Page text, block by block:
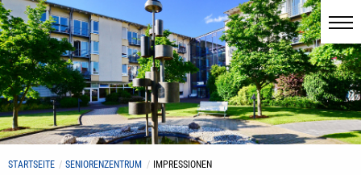
STARTSEITE SENIORENZENTRUM IMPRESSIONEN